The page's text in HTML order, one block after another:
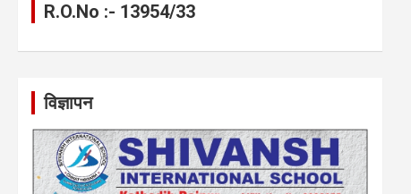
R.O.No :- 13954/33
विज्ञापन